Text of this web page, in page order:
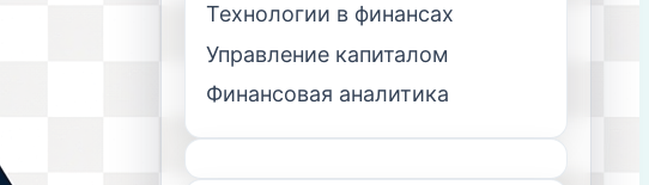
Технологии в финансах
Управление капиталом
Финансовая аналитика